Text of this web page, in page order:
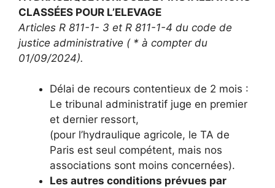
CLASSÉES POUR L’ELEVAGE
Articles R 811-1- 3 et R 811-1-4 du code de
justice administrative ( * à compter du
01/09/2024).
Délai de recours contentieux de 2 mois :
Le tribunal administratif juge en premier
et dernier ressort,
(pour l’hydraulique agricole, le TA de
Paris est seul compétent, mais nos
associations sont moins concernées).
Les autres conditions prévues par